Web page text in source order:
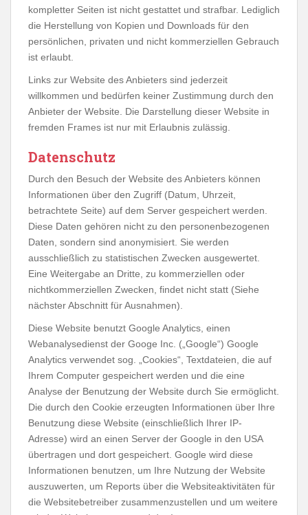
kompletter Seiten ist nicht gestattet und strafbar. Lediglich
die Herstellung von Kopien und Downloads für den
persönlichen, privaten und nicht kommerziellen Gebrauch
ist erlaubt.
Links zur Website des Anbieters sind jederzeit
willkommen und bedürfen keiner Zustimmung durch den
Anbieter der Website. Die Darstellung dieser Website in
fremden Frames ist nur mit Erlaubnis zulässig.
Datenschutz
Durch den Besuch der Website des Anbieters können
Informationen über den Zugriff (Datum, Uhrzeit,
betrachtete Seite) auf dem Server gespeichert werden.
Diese Daten gehören nicht zu den personenbezogenen
Daten, sondern sind anonymisiert. Sie werden
ausschließlich zu statistischen Zwecken ausgewertet.
Eine Weitergabe an Dritte, zu kommerziellen oder
nichtkommerziellen Zwecken, findet nicht statt (Siehe
nächster Abschnitt für Ausnahmen).
Diese Website benutzt Google Analytics, einen
Webanalysedienst der Googe Inc. („Google“) Google
Analytics verwendet sog. „Cookies“, Textdateien, die auf
Ihrem Computer gespeichert werden und die eine
Analyse der Benutzung der Website durch Sie ermöglicht.
Die durch den Cookie erzeugten Informationen über Ihre
Benutzung diese Website (einschließlich Ihrer IP-
Adresse) wird an einen Server der Google in den USA
übertragen und dort gespeichert. Google wird diese
Informationen benutzen, um Ihre Nutzung der Website
auszuwerten, um Reports über die Websiteaktivitäten für
die Websitebetreiber zusammenzustellen und um weitere